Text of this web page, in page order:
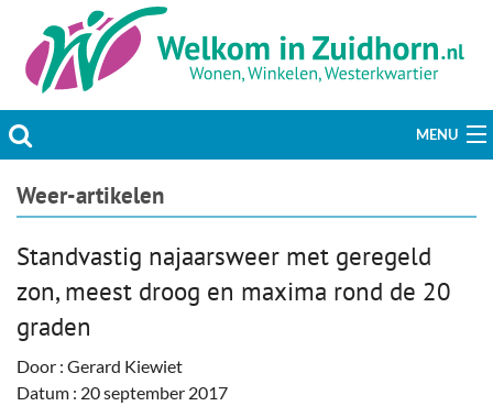
MENU
Actueel
Welzijn & Maatschappij
Bedrijven
Prikbord & Aanbiedingen
Weer-artikelen
Standvastig najaarsweer met geregeld
zon, meest droog en maxima rond de 20
graden
Door : Gerard Kiewiet
Datum : 20 september 2017